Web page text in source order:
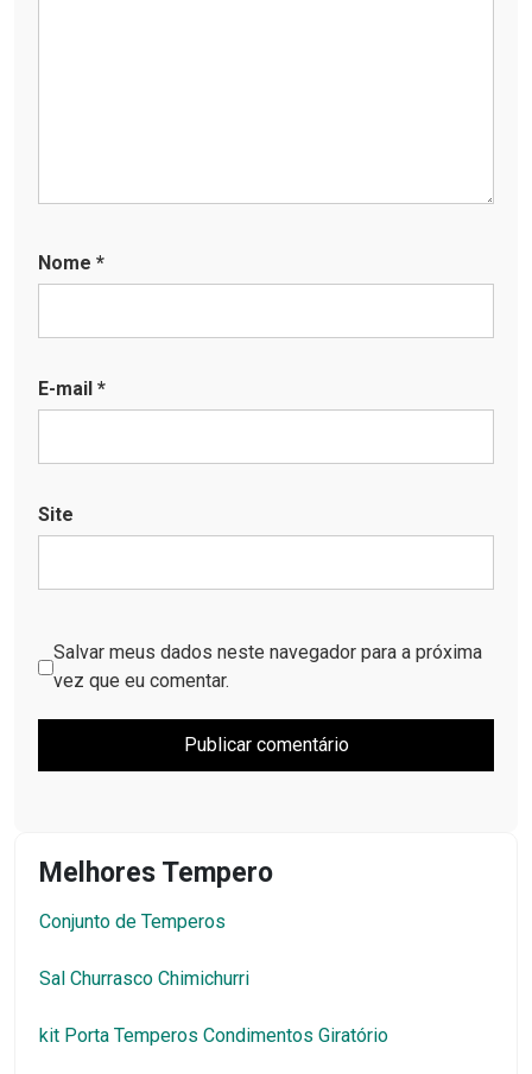
Nome *
E-mail *
Site
Salvar meus dados neste navegador para a próxima
vez que eu comentar.
Melhores Tempero
Conjunto de Temperos
Sal Churrasco Chimichurri
kit Porta Temperos Condimentos Giratório